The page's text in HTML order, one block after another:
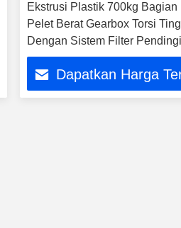
Ekstrusi Plastik 700kg Bagian
Pelet Berat Gearbox Torsi
Dengan Sistem Filter
Dapatkan Harga